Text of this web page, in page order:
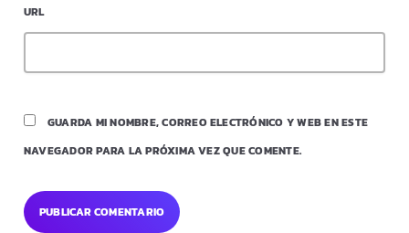
URL
GUARDA MI NOMBRE, CORREO ELECTRÓNICO Y WEB EN ESTE
NAVEGADOR PARA LA PRÓXIMA VEZ QUE COMENTE.